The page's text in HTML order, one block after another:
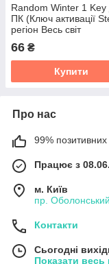
Random Winter 1 Key
ПК (Ключ активації
регіон Весь світ
66 ₴
Купити
Про нас
99% позитивних
Працює з
м. Київ
пр.
Контакти
Сьогодні
Показати весь